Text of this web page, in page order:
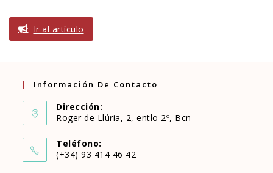
Ir al artículo
Información De Contacto
Dirección:
Roger de Llúria, 2, entlo 2º, Bcn
Teléfono:
(+34) 93 414 46 42